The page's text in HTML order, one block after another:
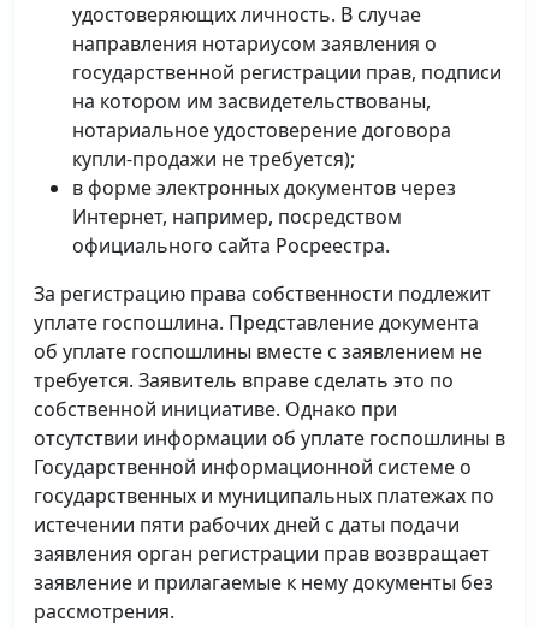
удостоверяющих личность. В случае
направления нотариусом заявления о
государственной регистрации прав, подписи
на котором им засвидетельствованы,
нотариальное удостоверение договора
купли-продажи не требуется);
в форме электронных документов через
Интернет, например, посредством
официального сайта Росреестра.
За регистрацию права собственности подлежит
уплате госпошлина. Представление документа
об уплате госпошлины вместе с заявлением не
требуется. Заявитель вправе сделать это по
собственной инициативе. Однако при
отсутствии информации об уплате госпошлины в
Государственной информационной системе о
государственных и муниципальных платежах по
истечении пяти рабочих дней с даты подачи
заявления орган регистрации прав возвращает
заявление и прилагаемые к нему документы без
рассмотрения.